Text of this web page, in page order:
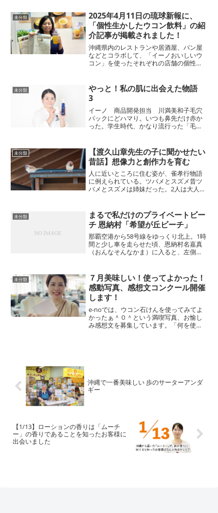
のようですが、おなかがしっかり動いて
調子がいいからですね。■日...
未分類
2025年4月11日の琉球新報に、
「個性生かしたウコン飲料」の紹
介記事が掲載されました！
沖縄県内のレストランや居酒屋、パン屋
などとコラボして、「イーノおいしいウ
コン」を使ったそれぞれの店舗の個性を
◆琉球新報掲載記事はコチラからイーノ
にご来店いただいたお客様...
未分類
やっと！私の肌に出会えた物語
3
イーノ 商品開発担当 川満美和子毛穴
パックにどハマり。いつも鼻先だけ赤か
った。学生時代、かなり流行った「毛穴
取れるかを見るのが楽しみで、どんどん
ハマってしまいました。で...
未分類
【渡久山章先生の子に聞かせたい
昔話】想像力と創作力を育む
人に近いところに住む姿が、雀孝行物語
に例えられている。ツバメとスズメ昔ツ
バメとスズメは姉妹だった。2人は大人に
らせが届いた。妹のスズメは仕事着のま
ま飛んで帰り、親の看病...
未分類
まるで私だけのプライベートビー
チ 恩納村「希望が丘ビーチ」
那覇空港から58号線をゆっくり北上。1時
間と少し車を走らせた頃、恩納村名嘉真
（おんなそんなかま）に入ると、左側に
目印に無料の駐車スペースに車を止める
と、大人1人が通れる...
未分類
７月美味しい！使ってよかった！
感動写真、感想文コンクール開催
します！
e-noでは、ウコン石けんを使ってみてよ
かったぁ＾０＾という満喫写真、お愉し
み感想文を募集しています。「何を使っ
沖縄で一番美味しい 歩のサーターアンダ
ギー
【1/13】ローションの香りは「ムーチ
ー」の香りであることを知ったお客様に
出会いました